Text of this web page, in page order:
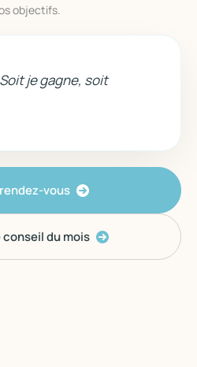
objectifs.
je gagne, soit
vous
du mois